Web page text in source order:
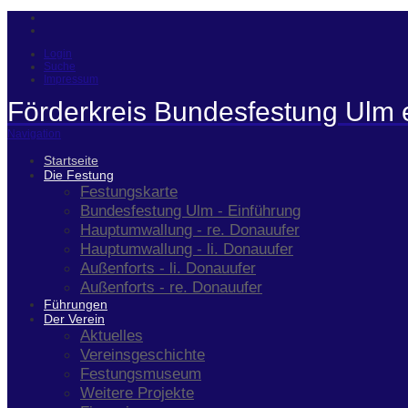
Login
Suche
Impressum
Förderkreis Bundesfestung Ulm
Navigation
Startseite
Die Festung
Festungskarte
Bundesfestung Ulm - Einführung
Hauptumwallung - re. Donauufer
Hauptumwallung - li. Donauufer
Außenforts - li. Donauufer
Außenforts - re. Donauufer
Führungen
Der Verein
Aktuelles
Vereinsgeschichte
Festungsmuseum
Weitere Projekte